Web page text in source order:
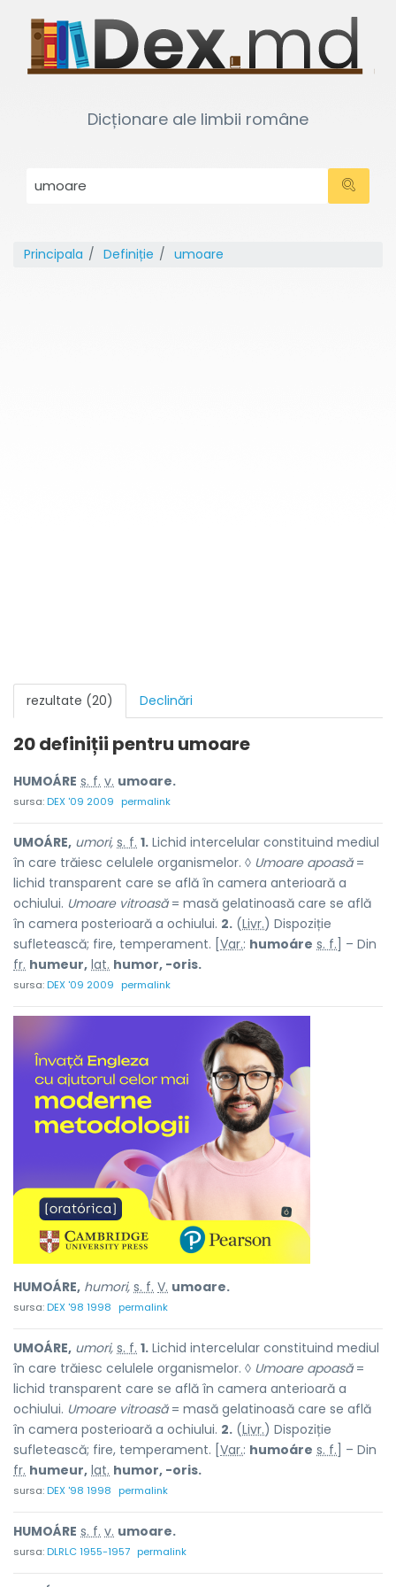
Dicționare ale limbii române
Principala Definiție umoare
rezultate (20) Declinări
20 definiții pentru umoare
HUMOÁRE s. f. v. umoare.
sursa:DEX '09 2009 permalink
UMOÁRE, umori, s. f. 1. Lichid intercelular constituind mediul
în care trăiesc celulele organismelor. ◊ Umoare apoasă=
lichid transparent care se află în camera anterioară a
ochiului. Umoare vitroasă= masă gelatinoasă care se află
în camera posterioară a ochiului. 2. (Livr.) Dispoziție
sufletească; fire, temperament. [ Var.: humoáre s. f. ] – Din
fr. humeur, lat. humor, -oris.
sursa:DEX '09 2009 permalink
HUMOÁRE, humori, s. f. V. umoare.
sursa:DEX '98 1998 permalink
UMOÁRE, umori, s. f. 1. Lichid intercelular constituind mediul
în care trăiesc celulele organismelor. ◊ Umoare apoasă=
lichid transparent care se află în camera anterioară a
ochiului. Umoare vitroasă= masă gelatinoasă care se află
în camera posterioară a ochiului. 2. (Livr.) Dispoziție
sufletească; fire, temperament. [ Var.: humoáre s. f. ] – Din
fr. humeur, lat. humor, -oris.
sursa:DEX '98 1998 permalink
HUMOÁRE s. f. v. umoare.
sursa:DLRLC 1955-1957 permalink